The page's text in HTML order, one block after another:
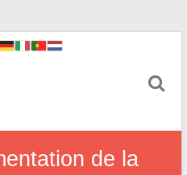
de la